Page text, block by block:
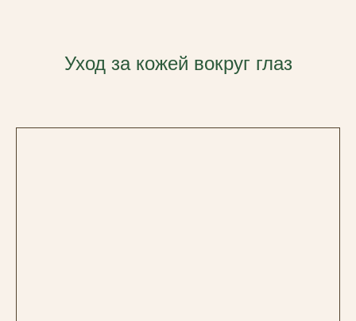
Уход за кожей вокруг глаз